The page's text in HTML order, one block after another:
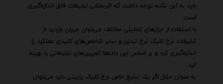
باید به این نکته توجه داشت که اثربخشی تبلیغات قابل اندازه‌گیری
است.
با استفاده از ابزارهای تحلیلی مختلف می‌توان میزان بازدید از
تبلیغات نرخ کلیک نرخ تبدیل و سایر شاخص‌های کلیدی عملکرد را
اندازه‌گیری کرد و بر اساس این داده‌ها کمپین‌های تبلیغاتی را بهینه
کرد.
به عنوان مثال اگر یک تبلیغ خاص نرخ کلیک پایینی دارد می‌توان